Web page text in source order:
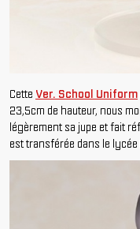
Cette Ver. School Uniform
23,5cm de hauteur, nous
légèrement sa jupe et fait
est transférée dans le lycée